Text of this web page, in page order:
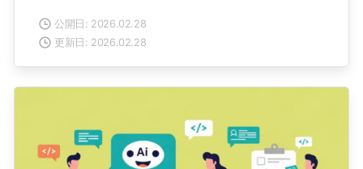
公開日: 2026.02.28
更新日: 2026.02.28